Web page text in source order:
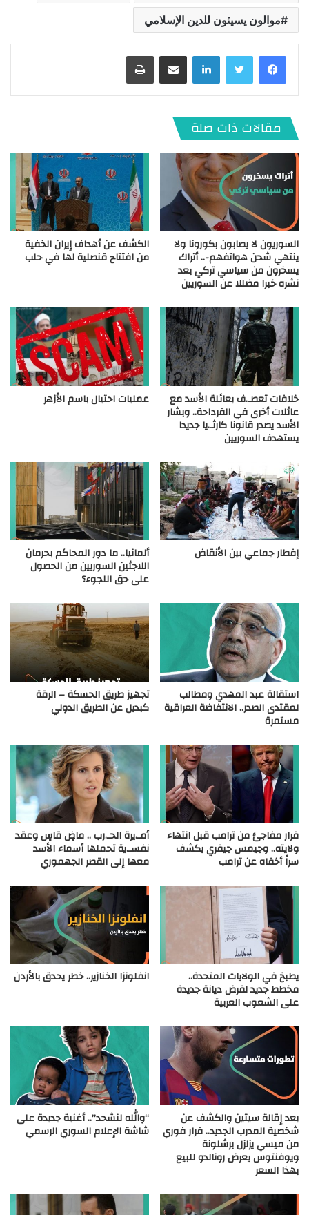
موالون يسيئون للدين الإسلامي
لينكدإن
مقالات ذات صلة
السوريون لا يصابون بكورونا ولا
ينتهي شحن هواتفهم-.. أتراك
يسخرون من سياسي تركي بعد
نشره خبرا مضللا عن السوريين
الكشف عن أهداف إيران الخفية
من افتتاح قنصلية لها في حلب
خلافات تعصـ.ف بعائلة الأسد مع
عائلات أخرى في القرداحة.. وبشار
الأسد يصدر قانونا كارثـ.يا جديدا
يستهدف السوريين
عمليات احتيال باسم الأزهر
إفطار جماعي بين الأنقاض ألمانيا.. ما دور المحاكم بحرمان
اللاجئين السوريين من الحصول
على حق اللجوء؟
استقالة عبد المهدي ومطالب
لمقتدى الصدر.. الانتفاضة العراقية
مستمرة
تجهيز طريق الحسكة – الرقة
كبديل عن الطريق الدولي
قرار مفاجئ من ترامب قبل انتهاء
ولايته.. وجيمس جيفري يكشف
سراً أخفاه عن ترامب
أمـ.يرة الحـ.رب .. ماضٍ قاسٍ وعقد
نفسـ.ية تحملها أسماء الأسد
معها إلى القصر الجهموري
يطبخ في الولايات المتحدة..
مخطط جديد لفرض ديانة جديدة
على الشعوب العربية
انفلونزا الخنازير.. خطر يحدق بالأردن
بعد إقالة سيتين والكشف عن
شخصية المدرب الجديد.. قرار فوري
من ميسي يزلزل برشلونة
ويوفنتوس يعرض رونالدو للبيع
بهذا السعر
“والله لنشحد”.. أغنية جديدة على
شاشة الإعلام السوري الرسمي